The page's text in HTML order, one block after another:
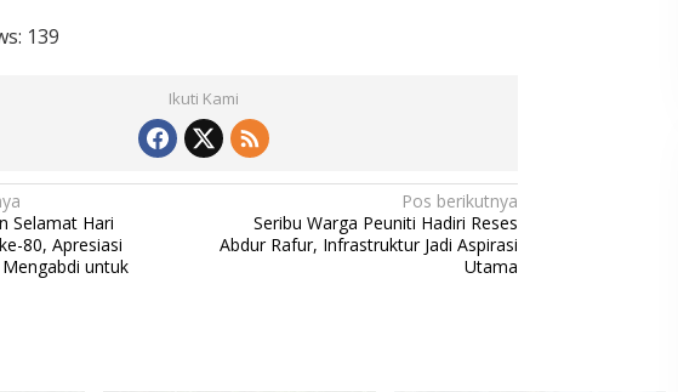
139
Ikuti Kami
Selamat Hari
80, Apresiasi
untuk
Pos berikutnya
Seribu Warga Peuniti Hadiri Reses
Abdur Rafur, Infrastruktur Jadi Aspirasi
Utama